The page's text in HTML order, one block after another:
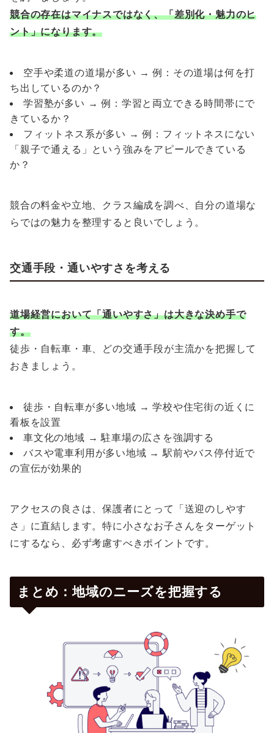
競合の存在はマイナスではなく、「差別化・魅力のヒ
ント」になります。
空手や柔道の道場が多い → 例：その道場は何を打
ち出しているのか？
学習塾が多い → 例：学習と両立できる時間帯にで
きているか？
フィットネス系が多い → 例：フィットネスにない
「親子で通える」という強みをアピールできている
か？
競合の料金や立地、クラス編成を調べ、自分の道場な
らではの魅力を整理すると良いでしょう。
交通手段・通いやすさを考える
道場経営において「通いやすさ」は大きな決め手で
す。
徒歩・自転車・車、どの交通手段が主流かを把握して
おきましょう。
徒歩・自転車が多い地域 → 学校や住宅街の近くに
看板を設置
車文化の地域 → 駐車場の広さを強調する
バスや電車利用が多い地域 → 駅前やバス停付近で
の宣伝が効果的
アクセスの良さは、保護者にとって「送迎のしやす
さ」に直結します。特に小さなお子さんをターゲット
にするなら、必ず考慮すべきポイントです。
まとめ：地域のニーズを把握する